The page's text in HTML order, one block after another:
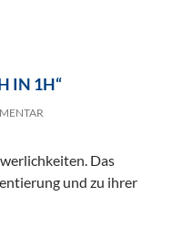
IN 1H“
Das
und zu ihrer